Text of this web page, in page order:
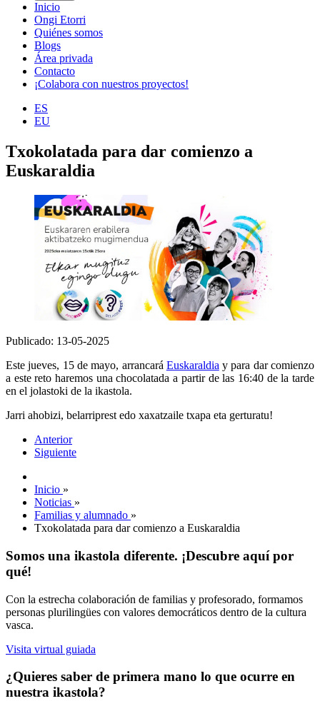
Inicio
Ongi Etorri
Quiénes somos
Blogs
Área privada
Contacto
¡Colabora con nuestros proyectos!
ES
EU
Txokolatada para dar comienzo a
Euskaraldia
Publicado: 13-05-2025
Este jueves, 15 de mayo, arrancará Euskaraldia y para dar comienzo
a este reto haremos una chocolatada a partir de las 16:40 de la tarde
en el jolastoki de la ikastola.
Jarri ahobizi, belarriprest edo xaxatzaile txapa eta gerturatu!
Anterior
Siguiente
Inicio »
Noticias »
Familias y alumnado »
Txokolatada para dar comienzo a Euskaraldia
Somos una ikastola diferente. ¡Descubre aquí por
qué!
Con la estrecha colaboración de familias y profesorado, formamos
personas plurilingües con valores democráticos dentro de la cultura
vasca.
Visita virtual guiada
¿Quieres saber de primera mano lo que ocurre en
nuestra ikastola?